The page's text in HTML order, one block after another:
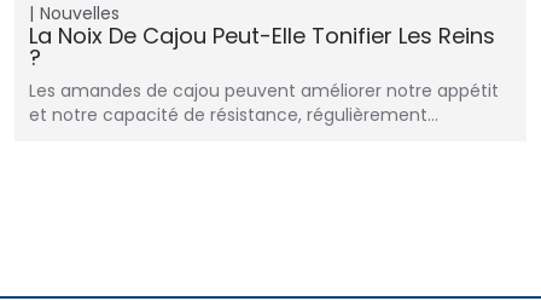
Nouvelles
La Noix De Cajou Peut-Elle Tonifier Les Reins
?
Les amandes de cajou peuvent améliorer notre appétit
et notre capacité de résistance, régulièrement…